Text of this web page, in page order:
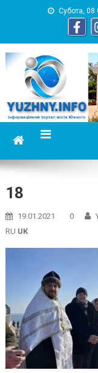
Субота, 08
18
19.01.2021 0
RU UK